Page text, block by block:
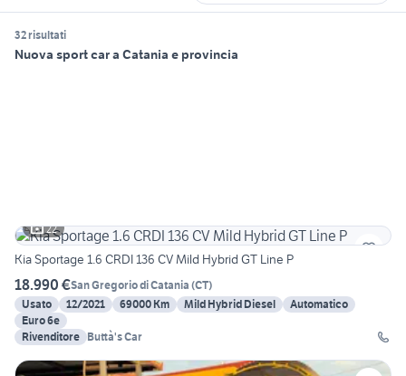
32 risultati
Nuova sport car a Catania e provincia
22
Kia Sportage 1.6 CRDI 136 CV Mild Hybrid GT Line P
18.990 €San Gregorio di Catania (CT)
Usato
12/2021 69000 Km Mild Hybrid Diesel
Automatico
Euro 6e
Rivenditore Buttà's Car